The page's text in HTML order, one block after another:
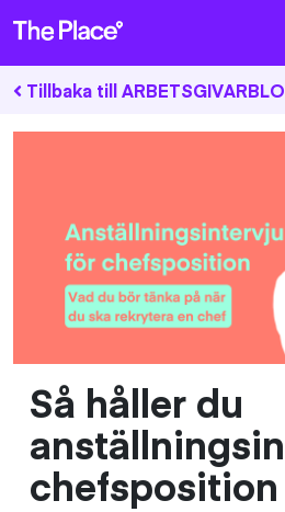
Tillbaka till
Så håller du
chefsposition